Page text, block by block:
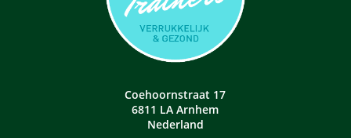
Coehoornstraat 17
6811 LA Arnhem
Nederland